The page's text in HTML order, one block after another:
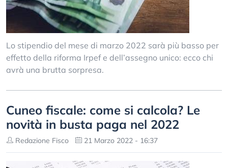
Lo stipendio del mese di marzo 2022 sarà più basso per
effetto della riforma Irpef e dell’assegno unico: ecco chi
avrà una brutta sorpresa.
Cuneo fiscale: come si calcola? Le
novità in busta paga nel 2022
Redazione Fisco 21 Marzo 2022 - 16:37